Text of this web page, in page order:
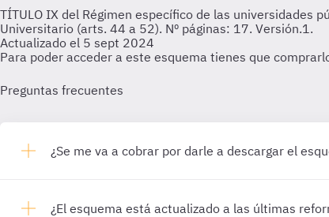
TÍTULO IX del Régimen específico de las universidades
Universitario (arts. 44 a 52). Nº páginas: 17. Versión.1.
Actualizado el 5 sept 2024
Para poder acceder a este esquema tienes que
Preguntas frecuentes
¿Se me va a cobrar por darle a descargar el
¿El esquema está actualizado a las últimas